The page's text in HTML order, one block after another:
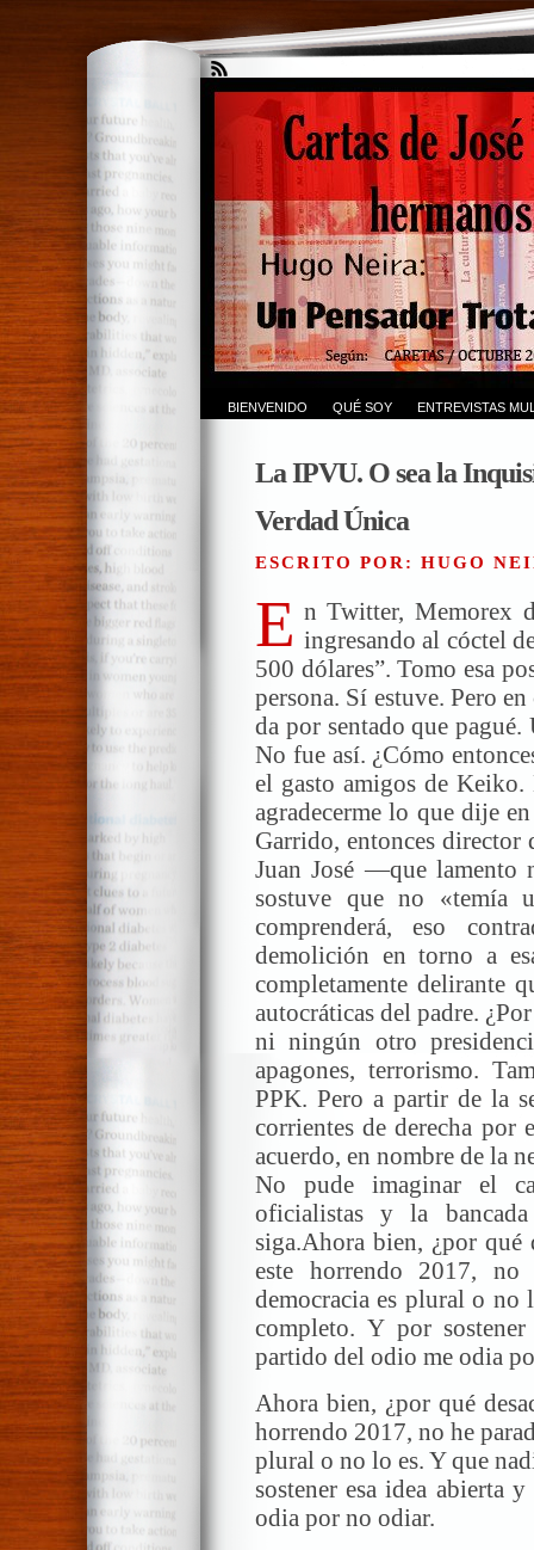
BIENVENIDO QUÉ SOY ENTREVISTAS
La IPVU. O sea la
Verdad Única
ESCRITO POR: HUGO
E n Twitter, Memorex
ingresando al cóctel
500 dólares”. Tomo esa
persona. Sí estuve. Pero
da por sentado que pagué.
No fue así. ¿Cómo
el gasto amigos de Keiko.
agradecerme lo que dije
Garrido, entonces director
Juan José —que lamento
sostuve que no «temía
comprenderá, eso
demolición en torno a
completamente delirante
autocráticas del padre.
ni ningún otro
apagones, terrorismo.
PPK. Pero a partir de la
corrientes de derecha por
acuerdo, en nombre de la
No pude imaginar el
oficialistas y la
siga.Ahora bien, ¿por qué
este horrendo 2017,
democracia es plural o no
completo. Y por
partido del odio me odia
Ahora bien, ¿por qué
horrendo 2017, no he
plural o no lo es. Y que
sostener esa idea abierta
odia por no odiar.